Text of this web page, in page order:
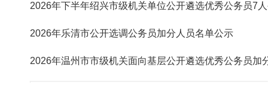
2026年下半年绍兴市级机关单位公开遴选优秀公务员7
2026年乐清市公开选调公务员加分人员名单公示
2026年温州市市级机关面向基层公开遴选优秀公务员加